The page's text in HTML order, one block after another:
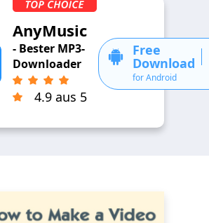
AnyMusic
- Bester MP3-
Downloader
4.9 aus 5
Free
Download
for Android